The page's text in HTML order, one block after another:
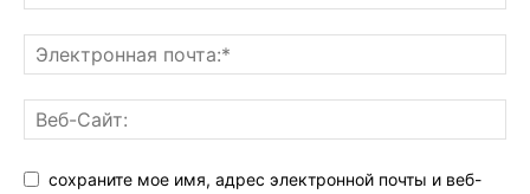
сохраните мое имя, адрес электронной почты и веб-